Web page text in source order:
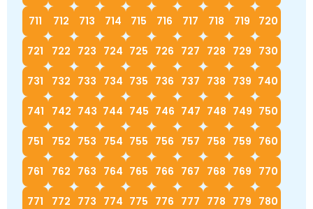
711 712 713 714 715 716 717 718 719 720
721 722 723 724 725 726 727 728 729 730
731 732 733 734 735 736 737 738 739 740
741 742 743 744 745 746 747 748 749 750
751 752 753 754 755 756 757 758 759 760
761 762 763 764 765 766 767 768 769 770
771 772 773 774 775 776 777 778 779 780